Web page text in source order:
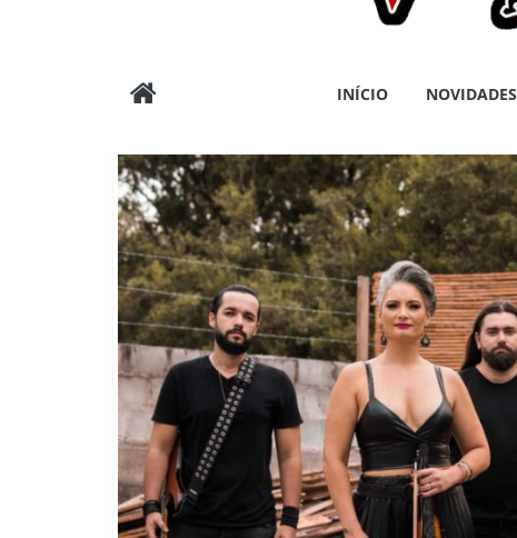
Wargods
Press
Assessoria
e
Conteúdos
INÍCIO NOVIDADES